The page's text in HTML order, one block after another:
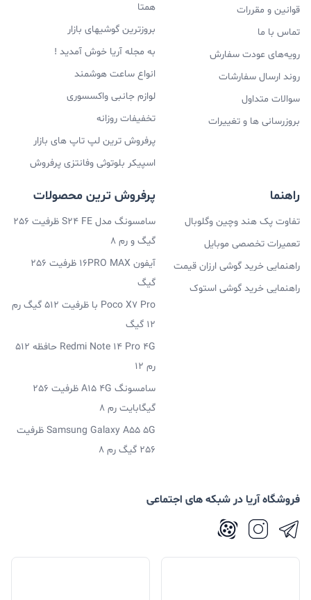
اپل بالا هستش و فرقی ندارد که چه محصولی از این برند
معروف خریداری می‌کنید، این محصولات همگی دارای کیفیت
بسیار بالایی هستند. اپل سعی کرده تا تمامی محصولاتش را
با کیفیت بسیار بالا عرضه کنند و این کیفیت ساخت یکی از
فاکتورهایی است که خریداران را به سمت خرید محصولات
شارژر اپل اصل دارای کیفیت بسیار بالایی بوده و شارژرهای
تقلبی و فیک هستند که کیفیت خوبی ندارند و راضی کننده
نیستند، همچنین قیمت شارژر اپل اورجینال نسبت به نمونه
کپی و یا تقلبی قیمت بسیار بالاتری دارد و در زمان خرید
قیمت شارژر اپل می‌تواند یک فاکتور برای انتخاب شارژر
اورجینال باشد.. جدای از کیفیت ساخت، توان خروجی نیز
استاندارد نیست و این موضوع به دستگاه‌تان آسیب وارد
می‌کند. انواع شارژر موبایل اپل در بازار موجود است و بسته به
مدل گوشی و یا تبلت و لپ تاپ‌تان می‌توانید یکی از آن‌ها را
خریداری کنید. پد شارژر اپل نیز در بازار موجود هستش و
بسته به نیاز می‌توانید خرید کنید.
توان خروجی یکی از مواردی است که باید به آن توجه زیادی
کرد. توان خروجی شارژری که خریداری می‌کنید با توان ورودی
که گوشی‌تان ساپورت می‌کند باید برابری کند و اگر کمتر و یا
قوانین و مقررات
تماس با ما
رویه‌های عودت سفارش
روند ارسال سفارشات
سوالات متداول
بروزرسانی ها و تغییرات
همتا
بروزترین گوشیهای بازار
به مجله آریا خوش آمدید !
انواع ساعت هوشمند
لوازم جانبی واکسسوری
تخفیفات روزانه
پرفروش ترین لپ تاپ های بازار
اسپیکر بلوتوثی وفانتزی پرفروش
راهنما
تفاوت پک هند وچین وگلوبال
تعمیرات تخصصی موبایل
راهنمایی خرید گوشی ارزان قیمت
راهنمایی خرید گوشی استوک
پرفروش ترین محصولات
سامسونگ مدل S24 FE ظرفیت 256
گیگ و رم 8
آیفون 16PRO MAX ظرفیت 256
گیگ
Poco X7 Pro با ظرفیت 512 گیگ رم
12 گیگ
Redmi Note 14 Pro 4G حافظه 512
رم 12
سامسونگ A15 4G ظرفیت 256
گیگابایت رم 8
Samsung Galaxy A55 5G ظرفیت
256 گیگ رم 8
فروشگاه آریا در شبکه های اجتماعی